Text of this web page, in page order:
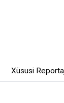
Xüsusi